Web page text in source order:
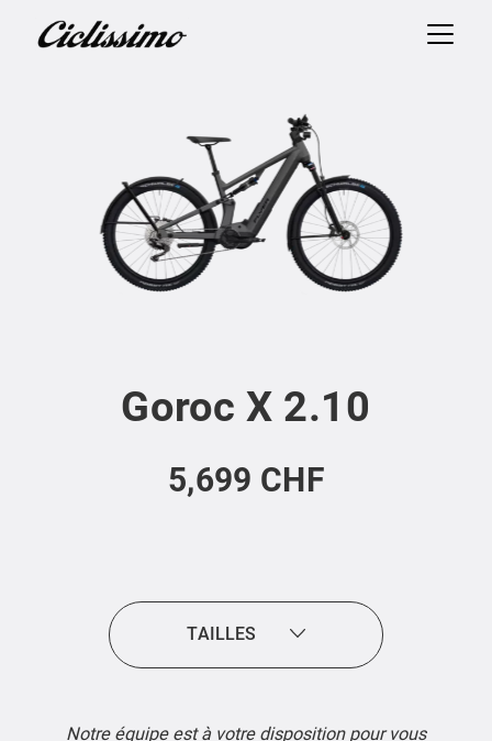
Goroc X 2.10
5,699 CHF
TAILLES
Notre équipe est à votre disposition pour vous